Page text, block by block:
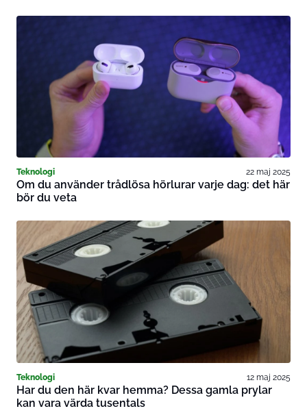
Teknologi 22 maj 2025
Om du använder trådlösa hörlurar varje dag: det här
bör du veta
Teknologi 12 maj 2025
Har du den här kvar hemma? Dessa gamla prylar
kan vara värda tusentals